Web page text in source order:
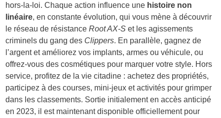
hors-la-loi. Chaque action influence une histoire non
linéaire, en constante évolution, qui vous mène à découvrir
le réseau de résistanceRoot AX-S et les agissements
criminels du gang des Clippers. En parallèle, gagnez de
l’argent et améliorez vos implants, armes ou véhicule, ou
offrez-vous des cosmétiques pour marquer votre style. Hors
service, profitez de la vie citadine : achetez des propriétés,
participez à des courses, mini-jeux et activités pour grimper
dans les classements. Sortie initialement en accès anticipé
en 2023, il est maintenant disponible officiellement pour